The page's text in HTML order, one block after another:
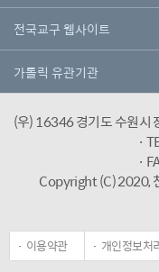
(우) 16346 경기도 수원시
·
·
Copyright (C) 2020,
이용약관 개인정보처